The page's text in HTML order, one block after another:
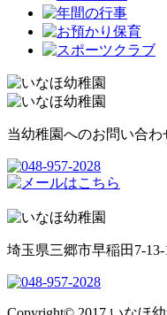
当幼稚園へのお問い合わ
埼玉県三郷市早稲田7-13-